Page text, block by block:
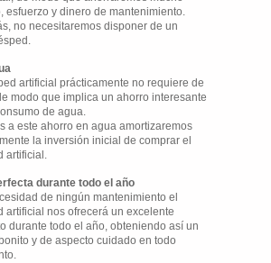
esfuerzo y dinero de mantenimiento.
no necesitaremos disponer de un
artificial prácticamente no requiere de
modo que implica un ahorro interesante
de agua.
a este ahorro en agua amortizaremos
la inversión inicial de comprar el
artificial.
durante todo el año
de ningún mantenimiento el
artificial nos ofrecerá un excelente
durante todo el año, obteniendo así un
y de aspecto cuidado en todo